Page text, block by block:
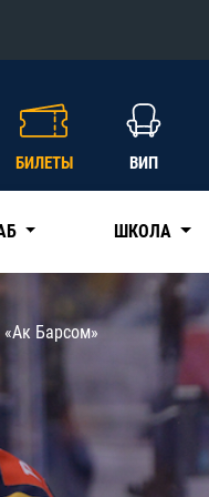
БИЛЕТЫ ВИП
ШКОЛА
Барсом»